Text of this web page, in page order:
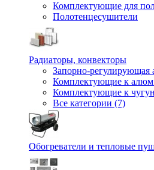
Комплектующие для
Полотенцесушители
Радиаторы, конвекторы
Запорно-регулирующая
Комплектующие к
Комплектующие к
Все категории (7)
Обогреватели и тепловые